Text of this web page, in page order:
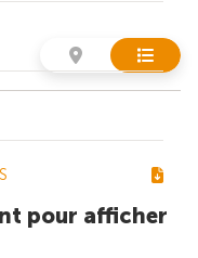
pour afficher